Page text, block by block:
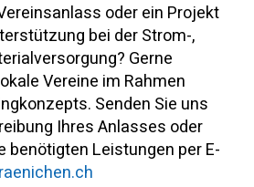
oder ein Projekt
bei der Strom-,
Gerne
Vereine im Rahmen
Senden Sie uns
Ihres Anlasses oder
benötigten Leistungen per E-